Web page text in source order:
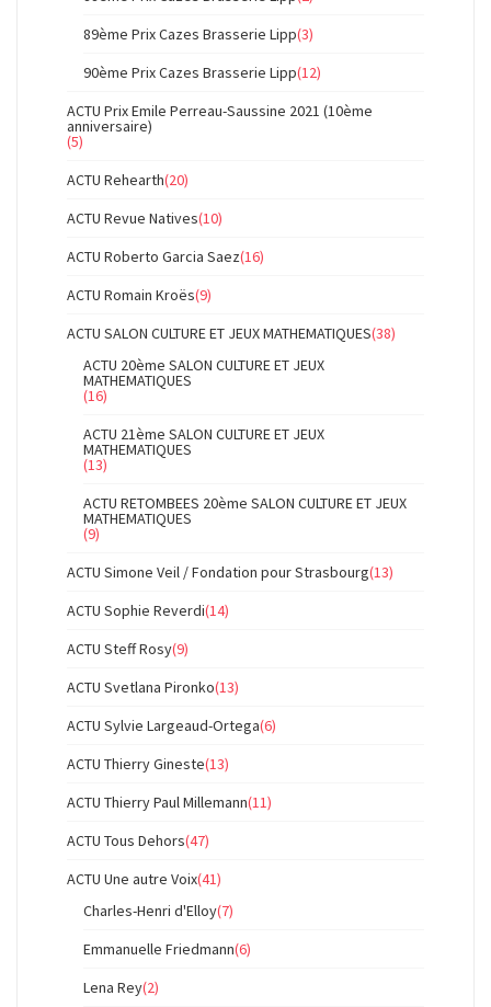
89ème Prix Cazes Brasserie Lipp(3)
90ème Prix Cazes Brasserie Lipp(12)
ACTU Prix Emile Perreau-Saussine 2021 (10ème
anniversaire)
(5)
ACTU Rehearth(20)
ACTU Revue Natives(10)
ACTU Roberto Garcia Saez(16)
ACTU Romain Kroës(9)
ACTU SALON CULTURE ET JEUX MATHEMATIQUES(38)
ACTU 20ème SALON CULTURE ET JEUX
MATHEMATIQUES
(16)
ACTU 21ème SALON CULTURE ET JEUX
MATHEMATIQUES
(13)
ACTU RETOMBEES 20ème SALON CULTURE ET JEUX
MATHEMATIQUES
(9)
ACTU Simone Veil / Fondation pour Strasbourg(13)
ACTU Sophie Reverdi(14)
ACTU Steff Rosy(9)
ACTU Svetlana Pironko(13)
ACTU Sylvie Largeaud-Ortega(6)
ACTU Thierry Gineste(13)
ACTU Thierry Paul Millemann(11)
ACTU Tous Dehors(47)
ACTU Une autre Voix(41)
Charles-Henri d'Elloy(7)
Emmanuelle Friedmann(6)
Lena Rey(2)